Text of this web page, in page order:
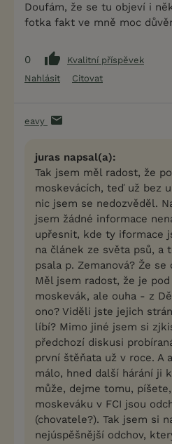
Doufám, že se tu objeví i
fotka fakt ve mně moc
0
Kvalitní příspěvek
Nahlásit
Citovat
eavy
juras napsal(a):
Tak jsem měl radost, že
moskevácích, teď už bez
nic jsem se nedozvěděl.
jsem žádné informace
upřesnit, kde ty iformace
na článek ze světa psů, a
psala p. Zemanová? Že
Měl jsem radost, že je pod
moskevák, ale ouha - z
ono? Viděli jste jejich
líbí? Mimo jiné jsem si
předchozí diskusi
první štěňata už v roce. A
málo, hned další hárání ji
může, dejme tomu,
moskeváku v FCI jsou
(chovatele?). Tak jsem si
nejúspěšnější odchov,